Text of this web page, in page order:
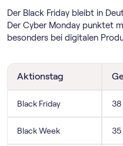
Der Black Friday bleibt in
Der Cyber Monday punktet
besonders bei digitalen
Aktionstag
Black Friday 38
Black Week 35